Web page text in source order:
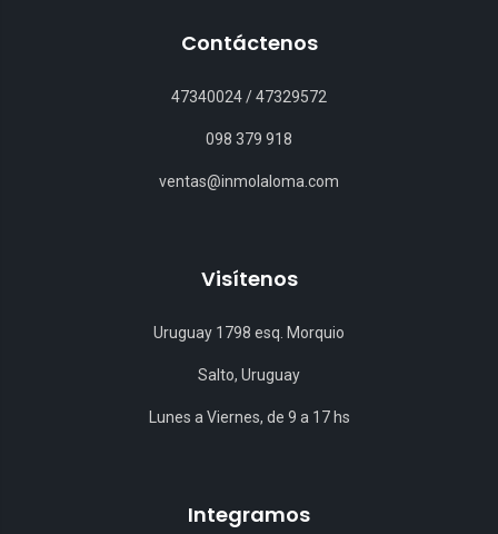
Contáctenos
47340024/47329572
098 379 918
ventas@inmolaloma.com
Visítenos
Uruguay 1798 esq. Morquio
Salto, Uruguay
Lunes a Viernes, de 9 a 17 hs
Integramos